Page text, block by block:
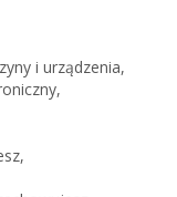
i urządzenia,